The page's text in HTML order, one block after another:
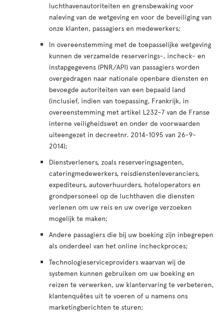
luchthavenautoriteiten en grensbewaking voor
naleving van de wetgeving en voor de beveiliging van
onze klanten, passagiers en medewerkers;
In overeenstemming met de toepasselijke wetgeving
kunnen de verzamelde reserverings-, incheck- en
instapgegevens (PNR/API) van passagiers worden
overgedragen naar nationale openbare diensten en
bevoegde autoriteiten van een bepaald land
(inclusief, indien van toepassing, Frankrijk, in
overeenstemming met artikel L232-7 van de Franse
interne veiligheidswet en onder de voorwaarden
uiteengezet in decreetnr. 2014-1095 van 26-9-
2014);
Dienstverleners, zoals reserveringsagenten,
cateringmedewerkers, reisdienstenleveranciers,
expediteurs, autoverhuurders, hoteloperators en
grondpersoneel op de luchthaven die diensten
verlenen om uw reis en uw overige verzoeken
mogelijk te maken;
Andere passagiers die bij uw boeking zijn inbegrepen
als onderdeel van het online incheckproces;
Technologieserviceproviders waarvan wij de
systemen kunnen gebruiken om uw boeking en
reizen te verwerken, uw klantervaring te verbeteren,
klantenquêtes uit te voeren of u namens ons
marketingberichten te sturen;